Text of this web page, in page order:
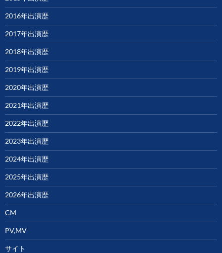
2016年出演歴
2017年出演歴
2018年出演歴
2019年出演歴
2020年出演歴
2021年出演歴
2022年出演歴
2023年出演歴
2024年出演歴
2025年出演歴
2026年出演歴
CM
PV,MV
サイト